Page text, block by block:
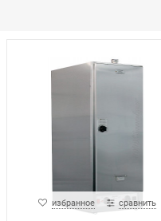
избранное сравнить